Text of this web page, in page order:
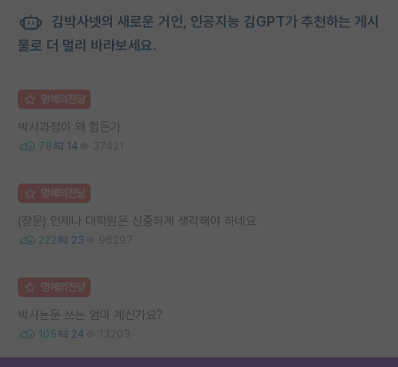
김박사넷의 새로운 거인, 인공지능 김GPT가 추천하는 게시
물로 더 멀리 바라보세요.
명예의전당
박사과정이 왜 힘든가
78 14 37421
명예의전당
(장문) 언제나 대학원은 신중하게 생각해야 하네요
222 23 96297
명예의전당
박사논문 쓰는 엄마 계신가요?
105 24 13203